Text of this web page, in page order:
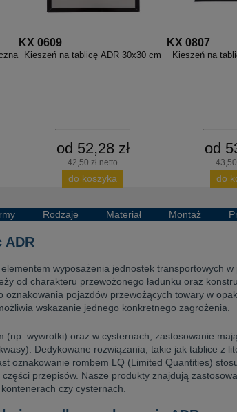
KX 0609
Kieszeń na tablicę ADR 30x30 cm
od 52,28 zł
42,50 zł netto
do koszyka
KX 0807
Kieszeń na
od
43,50
do
Rodzaje Materiał Montaż
ADR
elementem wyposażenia jednostek transportowych
od charakteru przewożonego ładunku oraz
oznakowania pojazdów przewożących towary w
wskazanie jednego konkretnego zagrożenia.
(np. wywrotki) oraz w cysternach, zastosowanie
Dedykowane rozwiązania, takie jak tablice z
oznakowanie rombem LQ (Limited Quantities)
przepisów. Nasze produkty znajdują
czy cysternach.